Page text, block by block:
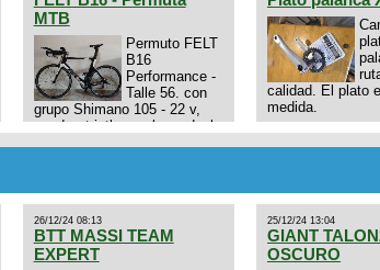
MTB
Permuto FELT
B16
Performance -
Talle 56. con
grupo Shimano 105 - 22 v,
cuadro: triatlon carbono dual
calidad. El plato
medida.
26/12/24 08:13
BTT MASSI TEAM
EXPERT
25/12/24 13:04
GIANT
OSCURO